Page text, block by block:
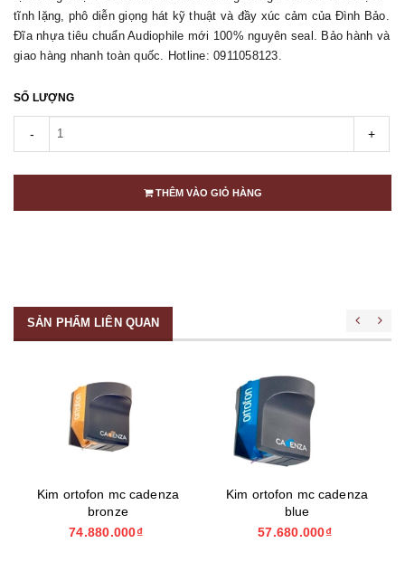
tĩnh lặng, phô diễn giọng hát kỹ thuật và đầy xúc cảm của Đình Bảo.
Đĩa nhựa tiêu chuẩn Audiophile mới 100% nguyên seal. Bảo hành và
giao hàng nhanh toàn quốc. Hotline: 0911058123.
SỐ LƯỢNG
- +
THÊM VÀO GIỎ HÀNG
SẢN PHẨM LIÊN QUAN
Kim ortofon mc cadenza
bronze
74.880.000₫
Kim ortofon mc cadenza
blue
57.680.000₫